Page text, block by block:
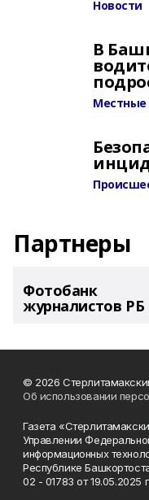
Новости
В
Местные
Партнеры
Фотобанк
журналистов РБ
© 2026
Об использовании
Газета
Управлении
информационных
Республике
02 - 01783 от 19.05.2025